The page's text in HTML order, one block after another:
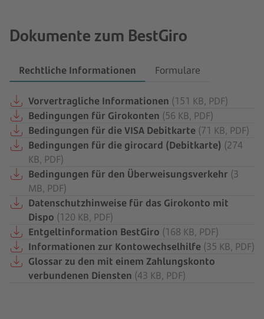
Dokumente zum BestGiro
Rechtliche Informationen Formulare
Vorvertragliche Informationen (151 KB, PDF)
Bedingungen für Girokonten (56 KB, PDF)
Bedingungen für die VISA Debitkarte (71 KB, PDF)
Bedingungen für die girocard (Debitkarte) (274
KB, PDF)
Bedingungen für den Überweisungsverkehr (3
MB, PDF)
Datenschutzhinweise für das Girokonto mit
Dispo (120 KB, PDF)
Entgeltinformation BestGiro (168 KB, PDF)
Informationen zur Kontowechselhilfe (35 KB, PDF)
Glossar zu den mit einem Zahlungskonto
verbundenen Diensten (43 KB, PDF)
Der Kontowechselservice
Jetzt Kontowechsel einfach, bequem und schnell
von zu Hause oder in der Filiale durchführen.